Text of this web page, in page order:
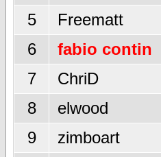
5
Freematt
6
fabio contin
7
ChriD
8
elwood
9
zimboart